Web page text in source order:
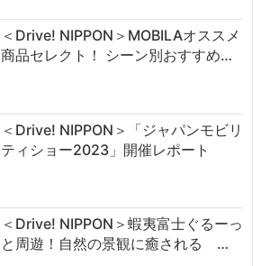
＜Drive! NIPPON＞MOBILAオススメ
商品セレクト！ シーン別おすすめ…
＜Drive! NIPPON＞「ジャパンモビリ
ティショー2023」開催レポート
＜Drive! NIPPON＞蝦夷富士ぐるーっ
と周遊！自然の景観に癒される …